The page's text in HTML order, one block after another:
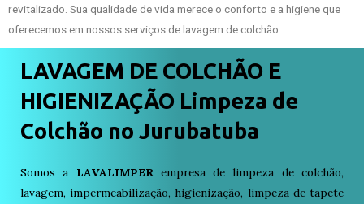
revitalizado. Sua qualidade de vida merece o conforto e a higiene que
oferecemos em nossos serviços de lavagem de colchão.
LAVAGEM DE COLCHÃO E
HIGIENIZAÇÃO Limpeza de
Colchão no Jurubatuba
Somos a LAVALIMPER empresa de limpeza de colchão,
lavagem, impermeabilização, higienização, limpeza de tapete